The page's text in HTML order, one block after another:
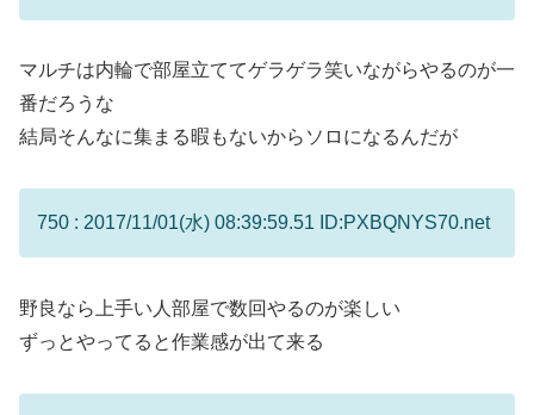
マルチは内輪で部屋立ててゲラゲラ笑いながらやるのが一
番だろうな
結局そんなに集まる暇もないからソロになるんだが
750 : 2017/11/01(水) 08:39:59.51 ID:PXBQNYS70.net
野良なら上手い人部屋で数回やるのが楽しい
ずっとやってると作業感が出て来る